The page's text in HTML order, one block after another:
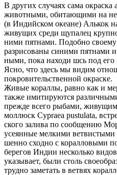
В других случаях сама
животными, обитающими на
(в Индийском океане) Алькок
живущих среди щупалец
ними пятнами. Подобно
разрисованы синими пятнами
ными, пока находи шсь под его
Ясно, что здесь мы видим
покровительственной окраске.
Живые кораллы, равно как и
также имитируются
прежде всего рыбами,
моллюск Cypraea pustulata,
ского залива по сообщению
усеянные мелкими
шенно сходно с коралловыми
берегов Индии несколько
указывает, были столь
трудно заметать в ветвях